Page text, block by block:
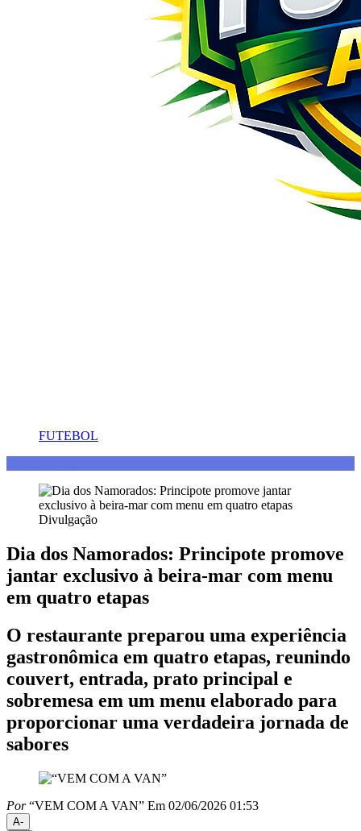
FUTEBOL
Divulgação
Dia dos Namorados: Principote promove
jantar exclusivo à beira-mar com menu
em quatro etapas
O restaurante preparou uma experiência
gastronômica em quatro etapas, reunindo
couvert, entrada, prato principal e
sobremesa em um menu elaborado para
proporcionar uma verdadeira jornada de
sabores
Por“VEM COM A VAN” Em 02/06/2026 01:53
A-